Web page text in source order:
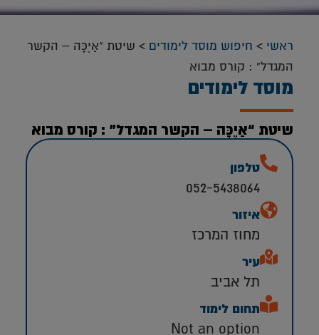
ראשי > חיפוש מוסד לימודים > שיטת “אַיֶכָּה – הקשר
המגדל” : קורס מבוא
מוסד לימודים
שיטת “אַיֶכָּה – הקשר המגדל” : קורס מבוא
טלפון
052-5438064
איזור
מחוז המרכז
עיר
תל אביב
תחום לימוד
Not an option